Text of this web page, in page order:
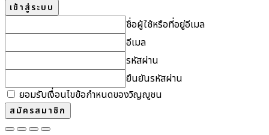
ชื่อผู้ใช้หรือที่อยู่อีเมล
อีเมล
รหัสผ่าน
ยืนยันรหัสผ่าน
ยอมรับเงื่อนไขข้อกำหนดของวิญญูชน